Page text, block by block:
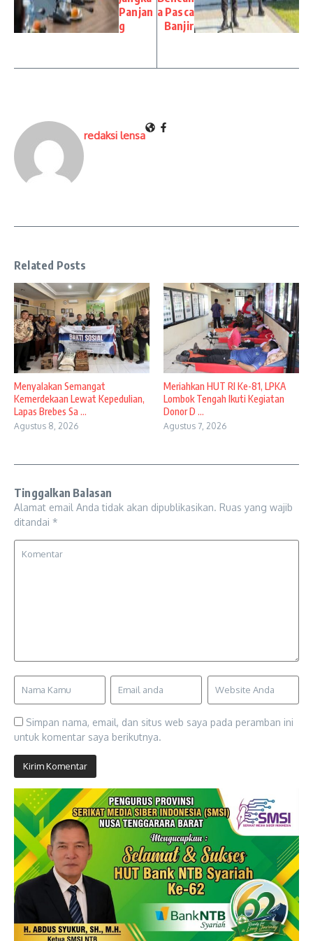
Panjan
g
a Pasca
Banjir
redaksi lensa
Related Posts
Menyalakan Semangat
Kemerdekaan Lewat Kepedulian,
Lapas Brebes Sa ...
Agustus 8, 2026
Meriahkan HUT RI Ke-81, LPKA
Lombok Tengah Ikuti Kegiatan
Donor D ...
Agustus 7, 2026
Tinggalkan Balasan
Alamat email Anda tidak akan dipublikasikan. Ruas yang wajib
ditandai *
Simpan nama, email, dan situs web saya pada peramban ini
untuk komentar saya berikutnya.